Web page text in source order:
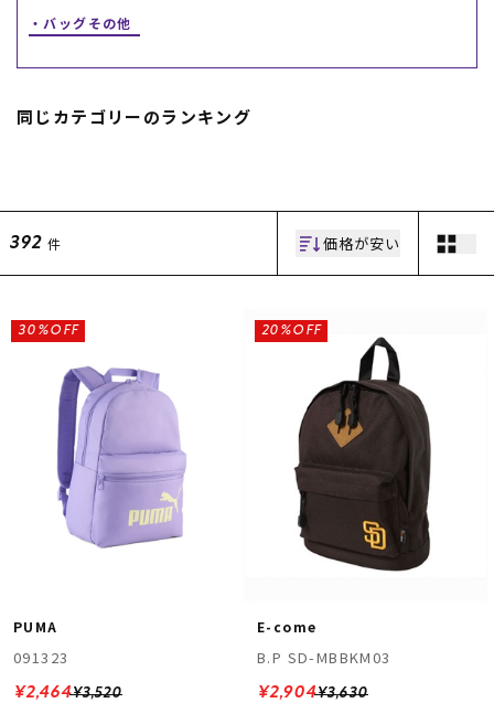
中古/アウトレット サー
中古/アウトレット スノ
店舗一覧
ムラサキスポーツ 公式アプリ
ポイント・クーポンもこのアプリで！
バッグその他
同じカテゴリーのランキング
392 件 価格が安い
PUMA
091323
¥3,520
30%OFF
¥2,464
E-come
B.P SD-MBBKM03
¥3,630
20%OFF
¥2,904